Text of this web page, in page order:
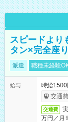
スピードより
タン×完全座り
派遣 職種未経験
給与
時給1500
交通
交通費
万円／月